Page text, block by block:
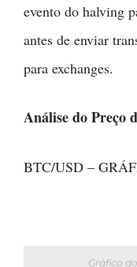
evento do halving
antes de enviar
para exchanges.
Análise do Preço
BTC/USD –
Gráfico